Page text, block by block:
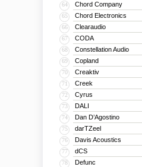
64 Chord Company
65 Chord Electronics
66 Clearaudio
67 CODA
68 Constellation Audio
69 Copland
70 Creaktiv
71 Creek
72 Cyrus
73 DALI
74 Dan D’Agostino
75 darTZeel
76 Davis Acoustics
77 dCS
78 Defunc